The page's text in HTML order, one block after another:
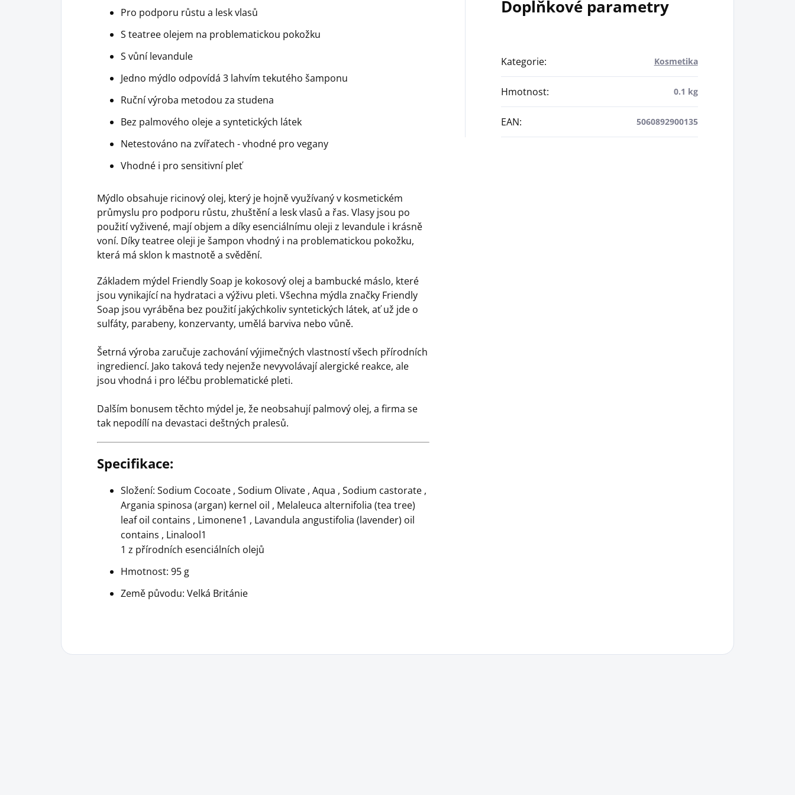
Pro podporu růstu a lesk vlasů
S teatree olejem na problematickou pokožku
S vůní levandule
Jedno mýdlo odpovídá 3 lahvím tekutého šamponu
Ruční výroba metodou za studena
Bez palmového oleje a syntetických látek
Netestováno na zvířatech - vhodné pro vegany
Vhodné i pro sensitivní pleť
Mýdlo obsahuje ricinový olej, který je hojně využívaný v kosmetickém
průmyslu pro podporu růstu, zhuštění a lesk vlasů a řas. Vlasy jsou po
použití vyživené, mají objem a díky esenciálnímu oleji z levandule i krásně
voní. Díky teatree oleji je šampon vhodný i na problematickou pokožku,
která má sklon k mastnotě a svědění.
Základem mýdel Friendly Soap je kokosový olej a bambucké máslo, které
jsou vynikající na hydrataci a výživu pleti. Všechna mýdla značky Friendly
Soap jsou vyráběna bez použití jakýchkoliv syntetických látek, ať už jde o
sulfáty, parabeny, konzervanty, umělá barviva nebo vůně.
Šetrná výroba zaručuje zachování výjimečných vlastností všech přírodních
ingrediencí. Jako taková tedy nejenže nevyvolávají alergické reakce, ale
jsou vhodná i pro léčbu problematické pleti.
Dalším bonusem těchto mýdel je, že neobsahují palmový olej, a firma se
tak nepodílí na devastaci deštných pralesů.
Specifikace:
Složení: Sodium Cocoate , Sodium Olivate , Aqua , Sodium castorate ,
Argania spinosa (argan) kernel oil , Melaleuca alternifolia (tea tree)
leaf oil contains , Limonene1 , Lavandula angustifolia (lavender) oil
contains , Linalool1
1 z přírodních esenciálních olejů
Hmotnost: 95 g
Země původu: Velká Británie
Doplňkové parametry
Kategorie: Kosmetika
Hmotnost: 0.1 kg
EAN: 5060892900135